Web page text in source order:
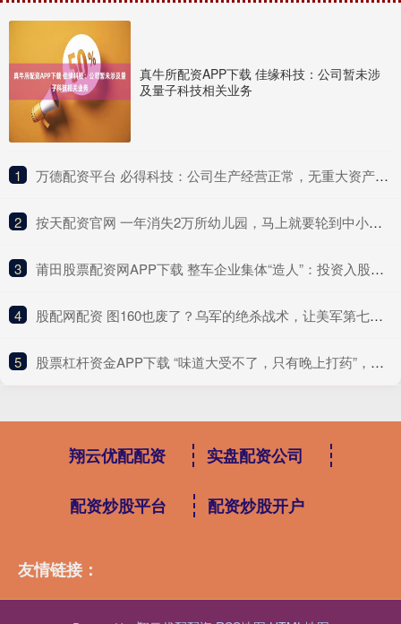
真牛所配资APP下载 佳缘科技：公司暂未涉
及量子科技相关业务
1 ​万德配资平台 必得科技：公司生产经营正常，无重大资产注入计划
2 ​按天配资官网 一年消失2万所幼儿园，马上就要轮到中小学了
3 ​莆田股票配资网APP下载 整车企业集体“造人”：投资入股成主流 相关板块近一年涨超六成
4 ​股配网配资 图160也废了？乌军的绝杀战术，让美军第七舰队后背发凉
5 ​股票杠杆资金APP下载 “味道大受不了，只有晚上打药”，央视曝光
翔云优配配资 实盘配资公司
配资炒股平台 配资炒股开户
友情链接：